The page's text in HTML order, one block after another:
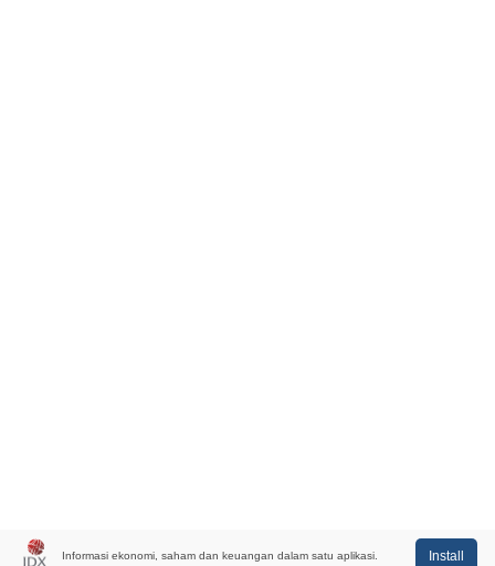
Informasi ekonomi, saham dan keuangan dalam satu aplikasi. Install